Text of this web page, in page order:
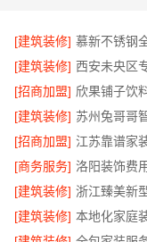
[建筑装修] 慕新不锈钢
[建筑装修]
[招商加盟] 欣果铺子饮
[建筑装修]
[招商加盟]
[商务服务]
[建筑装修]
[建筑装修]